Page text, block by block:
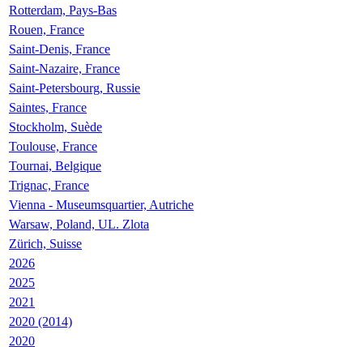
Rotterdam, Pays-Bas
Rouen, France
Saint-Denis, France
Saint-Nazaire, France
Saint-Petersbourg, Russie
Saintes, France
Stockholm, Suède
Toulouse, France
Tournai, Belgique
Trignac, France
Vienna - Museumsquartier, Autriche
Warsaw, Poland, UL. Zlota
Zürich, Suisse
2026
2025
2021
2020 (2014)
2020